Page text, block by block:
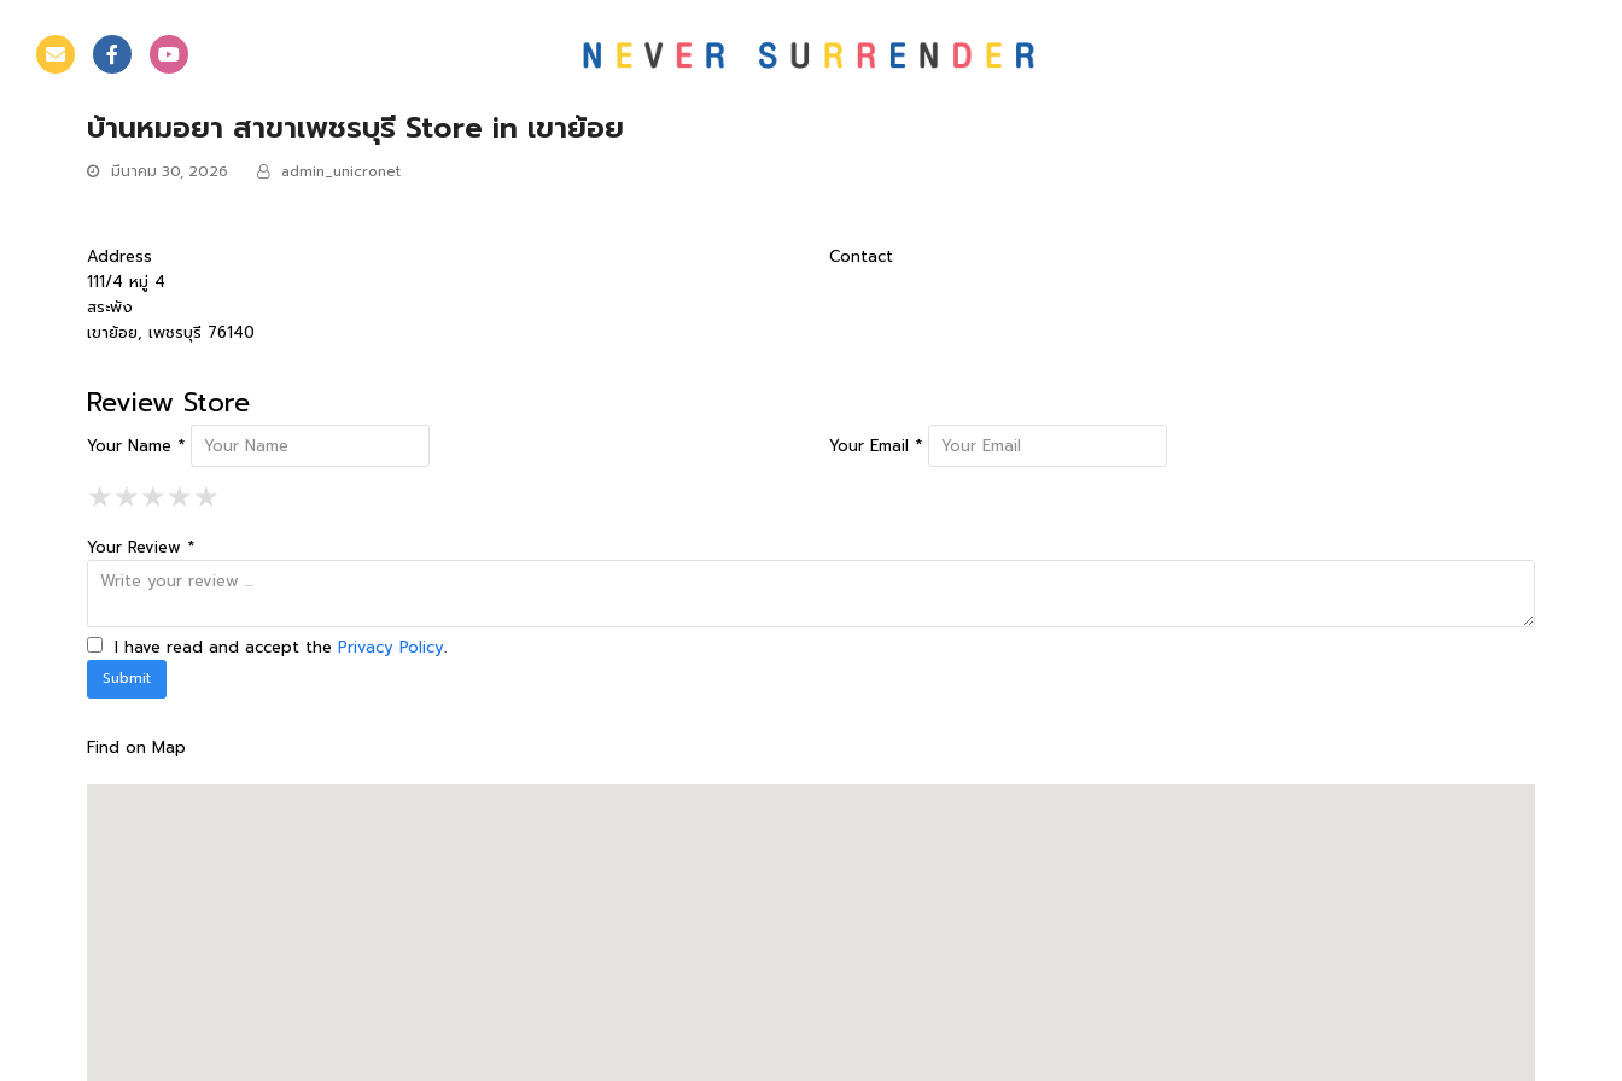
บ้านหมอยา สาขาเพชรบุรี Store in เขาย้อย
มีนาคม 30, 2026 admin_unicronet
Address
111/4 หมู่ 4
สระพัง
เขาย้อย, เพชรบุรี 76140
Contact
Review Store
Your Name * Your Email *
★1 Star
★★2 Stars
★★★3 Stars
★★★★4 Stars
★★★★★5 Stars
Your Review *
I have read and accept the Privacy Policy.
Find on Map